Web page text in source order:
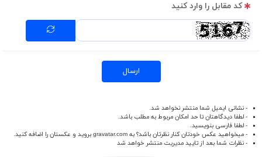
کد مقابل را وارد کنید
ارسال
- نشانی ایمیل شما منتشر نخواهد شد.
- لطفا دیدگاهتان تا حد امکان مربوط به مطلب باشد.
- لطفا فارسی بنویسید.
- میخواهید عکس خودتان کنار نظرتان باشد؟ به gravatar.com بروید و عکستان را اضافه کنید.
- نظرات شما بعد از تایید مدیریت منتشر خواهد شد